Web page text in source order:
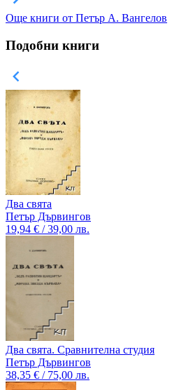
Още книги от Петър А. Вангелов
Подобни книги
Два свята
Петър Дървингов
19,94 € / 39,00 лв.
Два свята. Сравнителна студия
Петър Дървингов
38,35 € / 75,00 лв.